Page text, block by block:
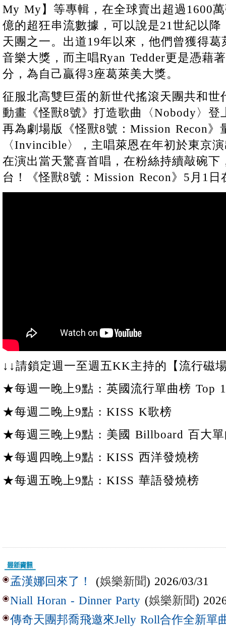
My My】等專輯，在全球賣出超過1600
億的超狂串流數據，可以說是21世紀以
天團之一。出道19年以來，他們曾獲得
音樂大獎，而主唱Ryan Tedder更是憑藉
分，為自己贏得3座葛萊美大獎。
征服北高雙巨蛋的新世代搖滾天團共和世
動畫《怪獸8號》打造歌曲〈Nobody〉登
再為劇場版《怪獸8號：Mission Recon》
〈Invincible〉，主唱萊恩在年初於東京
在演出當天驚喜首唱，在粉絲持續敲碗下
台！《怪獸8號：Mission Recon》5月1日
↓↓請鎖定週一至週五KK主持的【流行磁
★每週一晚上9點 : 英國流行單曲榜 Top
★每週二晚上9點 : KISS K歌榜
★每週三晚上9點 : 美國 Billboard 百大
★每週四晚上9點 : KISS 西洋發燒榜
★每週五晚上9點 : KISS 華語發燒榜
孟漢娜回來了！ (娛樂新聞) 2026/03/31
Niall Horan - Dinner Party (娛樂新聞)
傳奇天團邦喬飛邀來Jelly Roll合作全新單